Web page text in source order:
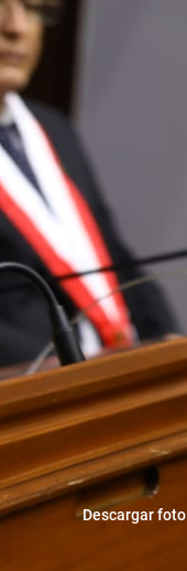
Descargar foto